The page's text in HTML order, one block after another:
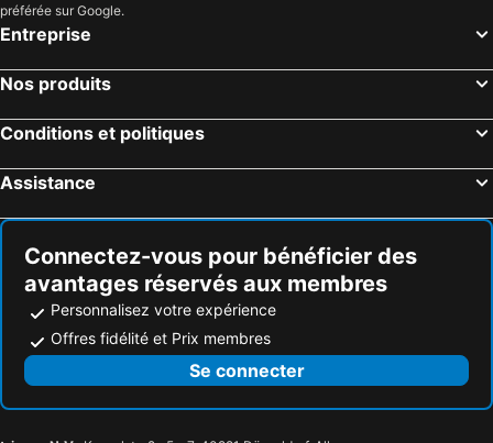
préférée sur Google.
Entreprise
Nos produits
Conditions et politiques
Assistance
Connectez-vous pour bénéficier des
avantages réservés aux membres
Personnalisez votre expérience
Offres fidélité et Prix membres
Se connecter